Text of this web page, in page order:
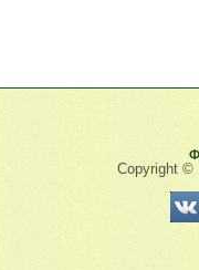
Copyright ©